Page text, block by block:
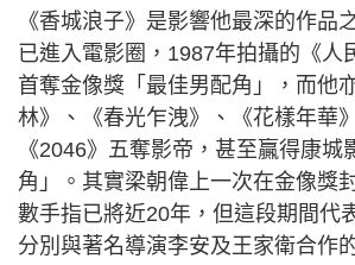
《香城浪子》是影響他最深的作品
已進入電影圈，1987年拍攝的《人
首奪金像獎「最佳男配角」，而他
林》、《春光乍洩》、《花樣年華
《2046》五奪影帝，甚至贏得康城
角」。其實梁朝偉上一次在金像獎
數手指已將近20年，但這段期間代
分別與著名導演李安及王家衛合作